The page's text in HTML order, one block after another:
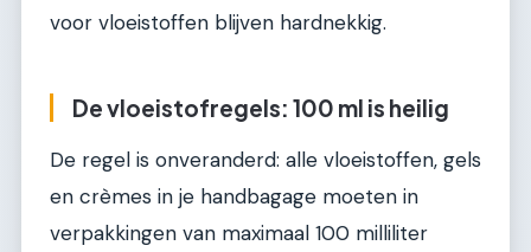
voor vloeistoffen blijven hardnekkig.
De vloeistofregels: 100 ml is heilig
De regel is onveranderd: alle vloeistoffen, gels
en crèmes in je handbagage moeten in
verpakkingen van maximaal 100 milliliter